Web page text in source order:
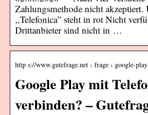
Zahlungsmethode nicht akzeptiert.
,,Telefonica” steht in rot Nicht
Drittanbieter sind nicht in …
http s://www.gutefrage.net › frage › google-
Google Play mit
verbinden? –